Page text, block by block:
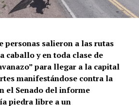
contra la represión policial e
“Juan Gabriel recibió un impacto
sabemos todavía qué tipo de
pero a corta distancia y directo a
personas salieron a las rutas
caballo y en toda clase de
para llegar a la capital
manifestándose contra la
el Senado del informe
piedra libre a un